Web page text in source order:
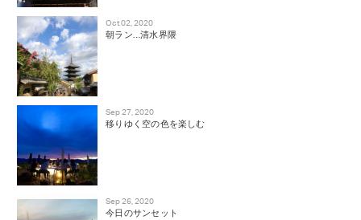
Oct 02, 2020
朝ラン…清水界隈
Sep 27, 2020
移りゆく空の色を楽しむ
Sep 26, 2020
今日のサンセット